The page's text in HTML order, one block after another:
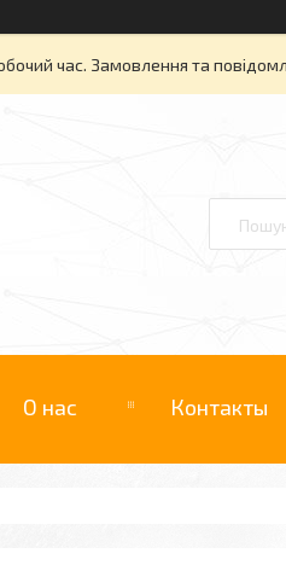
час. Замовлення та
О нас Контакты